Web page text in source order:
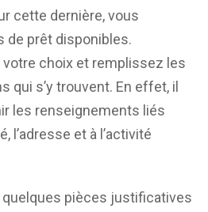
cette dernière, vous
de prêt disponibles.
choix et remplissez les
qui s’y trouvent. En effet, il
les renseignements liés
l’adresse et à l’activité
quelques pièces justificatives